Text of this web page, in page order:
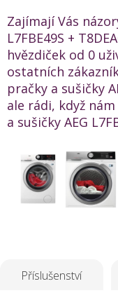
Zajímají Vás
L7FBE49S +
hvězdiček od 0
ostatních
pračky a sušičky
ale rádi, když
a sušičky AEG
Příslušenství